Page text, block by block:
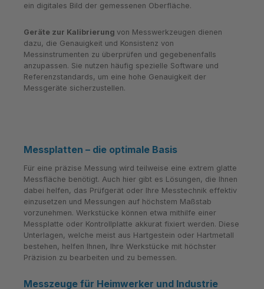
ein digitales Bild der gemessenen Oberfläche.
Geräte zur Kalibrierung von Messwerkzeugen dienen
dazu, die Genauigkeit und Konsistenz von
Messinstrumenten zu überprüfen und gegebenenfalls
anzupassen. Sie nutzen häufig spezielle Software und
Referenzstandards, um eine hohe Genauigkeit der
Messgeräte sicherzustellen.
Messplatten – die optimale Basis
Für eine präzise Messung wird teilweise eine extrem glatte
Messfläche benötigt. Auch hier gibt es Lösungen, die Ihnen
dabei helfen, das Prüfgerät oder Ihre Messtechnik effektiv
einzusetzen und Messungen auf höchstem Maßstab
vorzunehmen. Werkstücke können etwa mithilfe einer
Messplatte oder Kontrollplatte akkurat fixiert werden. Diese
Unterlagen, welche meist aus Hartgestein oder Hartmetall
bestehen, helfen Ihnen, Ihre Werkstücke mit höchster
Präzision zu bearbeiten und zu bemessen.
Messzeuge für Heimwerker und Industrie